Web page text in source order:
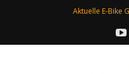
Aktuelle E-Bike